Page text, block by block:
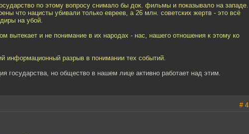
по этому вопросу снимало бы док. фильмы и показывало на западе.
что нацисты убивали только евреев, а 26 млн. советских жертв - это всё
на убой.
вытекает и не понимание в их народах - нас, нашего отношения к этому ко
информационный разрыв в понимании тех событий.
государства, но общество в нашем лице активно работает над этим.
# 4